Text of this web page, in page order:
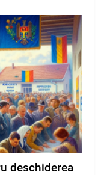
deschiderea